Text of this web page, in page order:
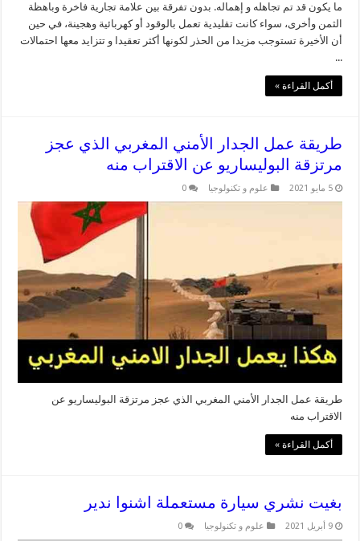
ما يكون قد تم تجاهله و إهماله. بدون تفرقة بين علامة تجارية فاخرة وباهظة
الثمن وأخرى، سواء كانت تقليدية تعمل بالوقود أو كهربائية وهجينة، في حين
أن الأخيرة تستوجب مزيدا من الحذر لكونها أكثر تعقيدا و تتزايد معها احتمالات
...
أكمل القراءة »
طريقة عمل الجدار الأمني المغربي الذي عجز
مرتزقة البوليساريو عن الاقتراب منه
5 مايو 2021 علوم و تكنولوجيا 0
طريقة عمل الجدار الأمني المغربي الذي عجز مرتزقة البوليساريو عن
الاقتراب منه
أكمل القراءة »
بغيت نشري سيارة مستعملة اشنوا ندير
9 أبريل 2021 علوم و تكنولوجيا 0